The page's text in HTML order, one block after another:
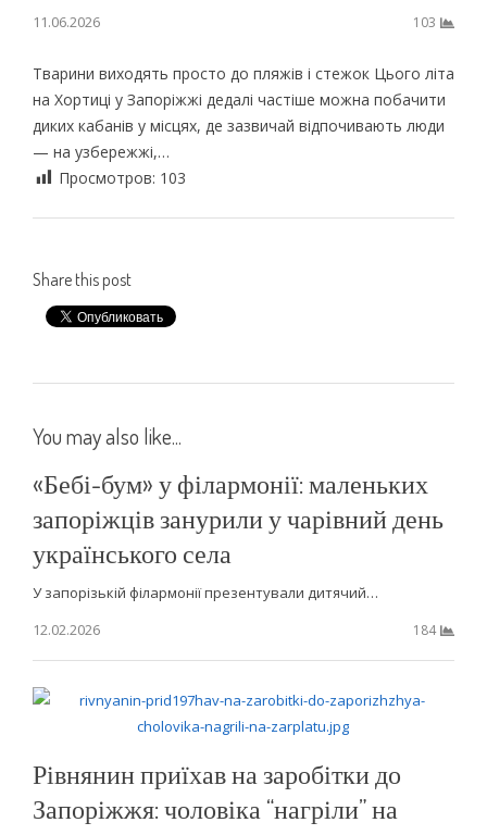
11.06.2026 103
Тварини виходять просто до пляжів і стежок Цього літа
на Хортиці у Запоріжжі дедалі частіше можна побачити
диких кабанів у місцях, де зазвичай відпочивають люди
— на узбережжі,…
Просмотров: 103
Share this post
You may also like...
«Бебі-бум» у філармонії: маленьких
запоріжців занурили у чарівний день
українського села
У запорізькій філармонії презентували дитячий…
12.02.2026
184
Рівнянин приїхав на заробітки до
Запоріжжя: чоловіка “нагріли” на